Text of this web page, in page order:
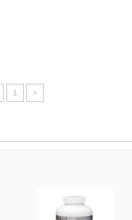
1 >